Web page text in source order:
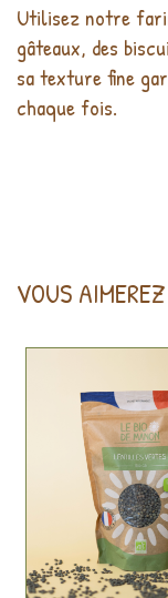
Utilisez notre
gâteaux, des
sa texture fine
chaque fois.
VOUS